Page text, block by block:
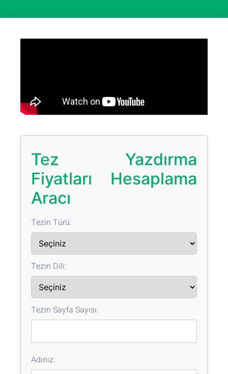
Tez Yazdırma
Fiyatları Hesaplama
Aracı
Tezin Türü:
Tezin Dili:
Tezin Sayfa Sayısı:
Adınız: